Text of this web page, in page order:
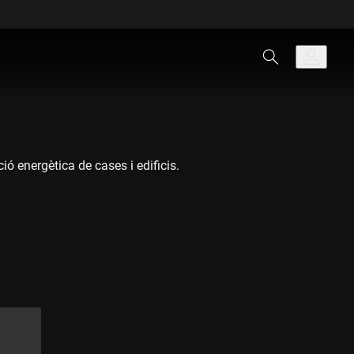
energètica de cases i edificis.